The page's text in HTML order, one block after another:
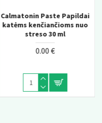
Churu Salmon wit Tunas
Senior kreminis skanėstas
katėms 10+
0.00 €